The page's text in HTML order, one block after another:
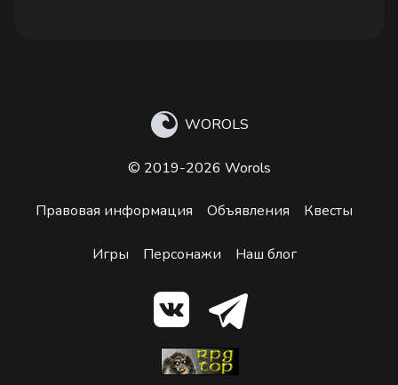
WOROLS
© 2019-2026 Worols
Правовая информация Объявления Квесты
Игры Персонажи Наш блог